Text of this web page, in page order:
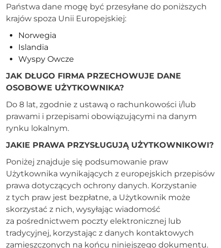
Państwa dane mogę być przesyłane do poniższych
krajów spoza Unii Europejskiej:
Norwegia
Islandia
Wyspy Owcze
JAK DŁUGO FIRMA PRZECHOWUJE DANE
OSOBOWE UŻYTKOWNIKA?
Do 8 lat, zgodnie z ustawą o rachunkowości i/lub
prawami i przepisami obowiązującymi na danym
rynku lokalnym.
JAKIE PRAWA PRZYSŁUGUJĄ UŻYTKOWNIKOWI?
Poniżej znajduje się podsumowanie praw
Użytkownika wynikających z europejskich przepisów
prawa dotyczących ochrony danych. Korzystanie
z tych praw jest bezpłatne, a Użytkownik może
skorzystać z nich, wysyłając wiadomość
za pośrednictwem poczty elektronicznej lub
tradycyjnej, korzystając z danych kontaktowych
zamieszczonych na końcu niniejszego dokumentu.